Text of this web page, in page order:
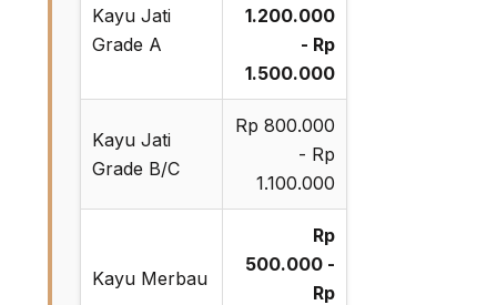
Kayu Jati
Grade A
1.200.000
- Rp
1.500.000
Kayu Jati
Grade B/C
Rp 800.000
- Rp
1.100.000
Kayu Merbau
Rp
500.000 -
Rp